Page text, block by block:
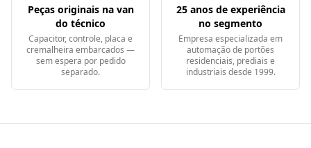
Peças originais na van
do técnico
Capacitor, controle, placa e
cremalheira embarcados —
sem espera por pedido
separado.
25 anos de experiência
no segmento
Empresa especializada em
automação de portões
residenciais, prediais e
industriais desde 1999.